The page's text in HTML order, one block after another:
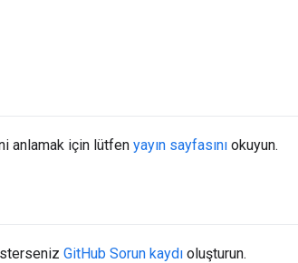
anlamak için lütfen yayın sayfasını okuyun.
GitHub Sorun kaydı oluşturun.